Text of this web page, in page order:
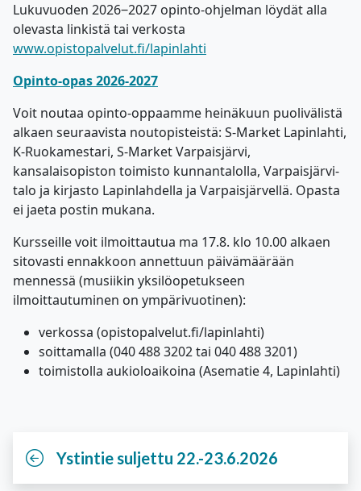
Lukuvuoden 2026‒2027 opinto-ohjelman löydät alla
olevasta linkistä tai verkosta
www.opistopalvelut.fi/lapinlahti
Opinto-opas 2026-2027
Voit noutaa opinto-oppaamme heinäkuun puolivälistä
alkaen seuraavista noutopisteistä: S-Market Lapinlahti,
K-Ruokamestari, S-Market Varpaisjärvi,
kansalaisopiston toimisto kunnantalolla, Varpaisjärvi-
talo ja kirjasto Lapinlahdella ja Varpaisjärvellä. Opasta
ei jaeta postin mukana.
Kursseille voit ilmoittautua ma 17.8. klo 10.00 alkaen
sitovasti ennakkoon annettuun päivämäärään
mennessä (musiikin yksilöopetukseen
ilmoittautuminen on ympärivuotinen):
verkossa (opistopalvelut.fi/lapinlahti)
soittamalla (040 488 3202 tai 040 488 3201)
toimistolla aukioloaikoina (Asematie 4, Lapinlahti)
Ystintie suljettu 22.-23.6.2026